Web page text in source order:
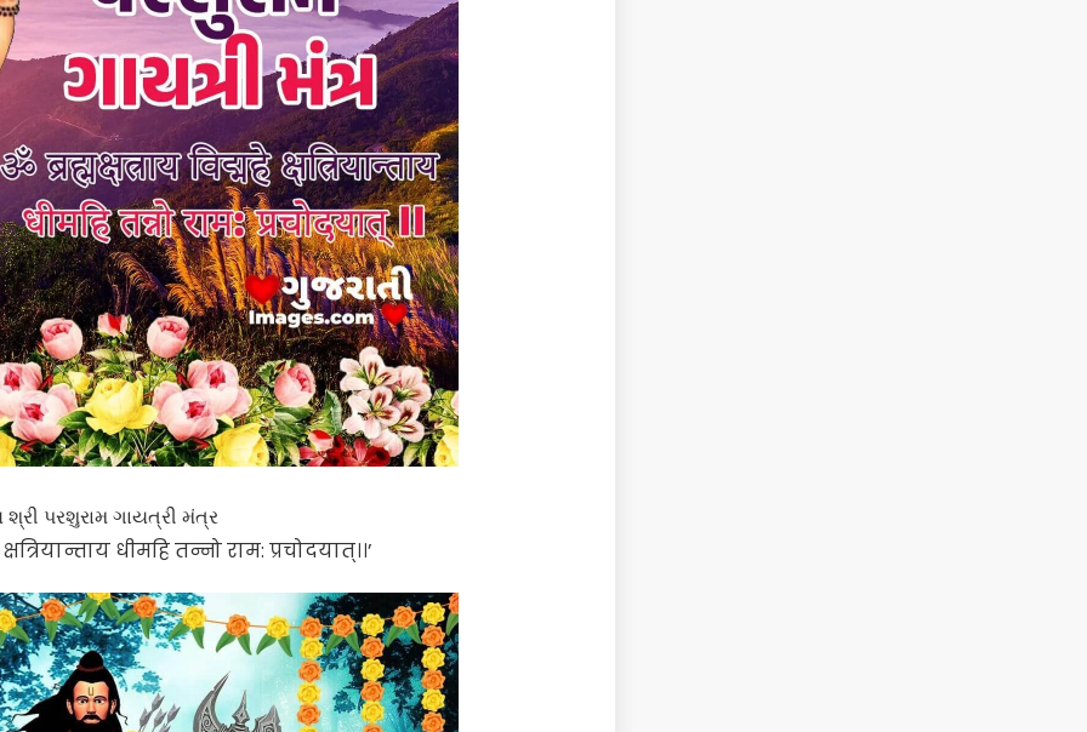
પરશુરામ ગાયત્રી મંત્ર
धीमहि तन्नो राम: प्रचोदयात्।।’